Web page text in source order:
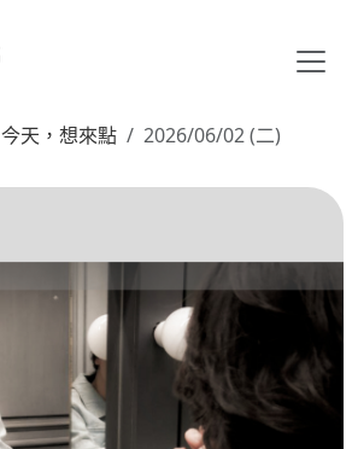
今天，想來點
2026/06/02 (二)